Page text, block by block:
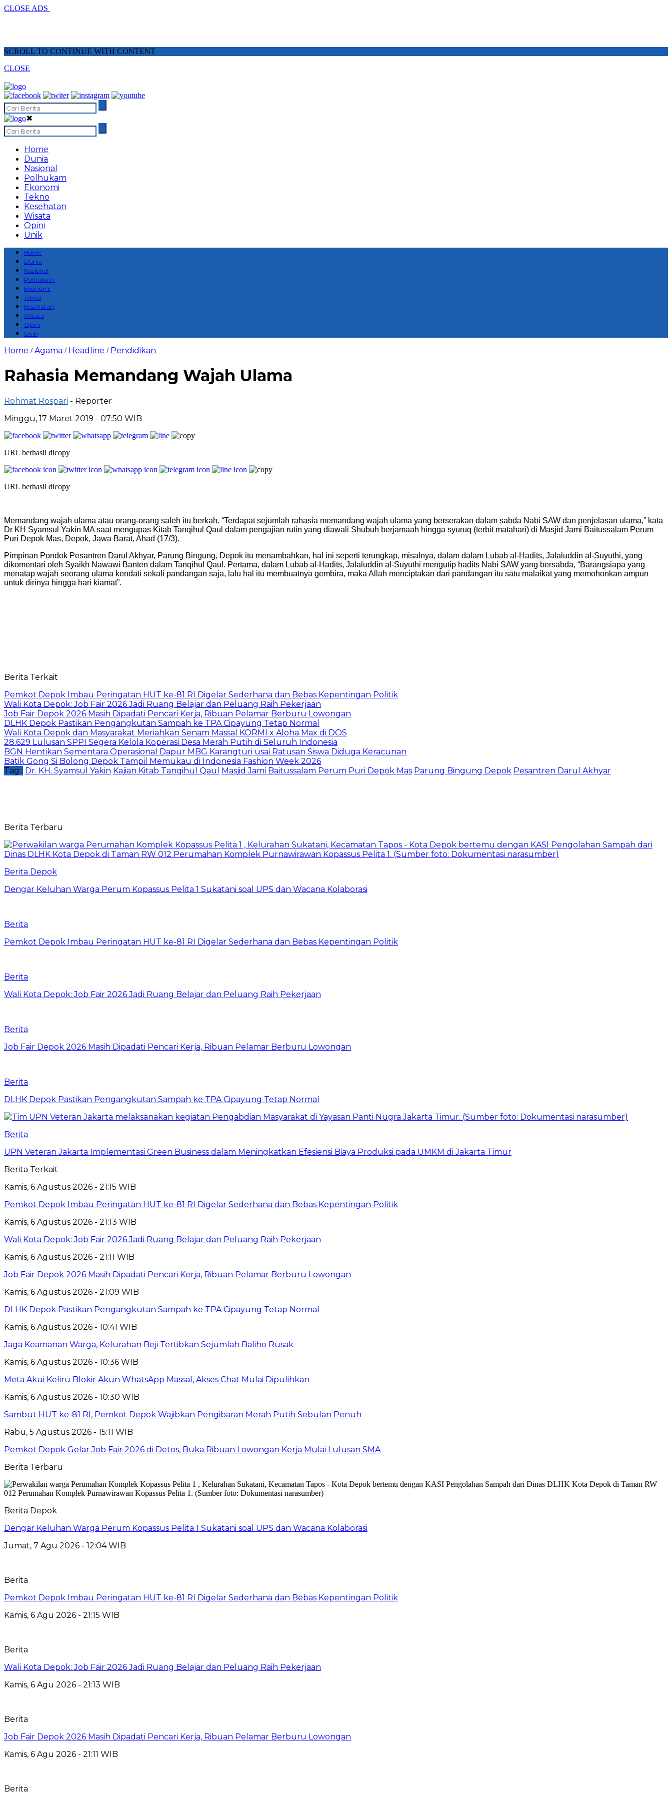
CLOSE ADS
SCROLL TO CONTINUE WITH CONTENT
CLOSE
✖
Home
Dunia
Nasional
Polhukam
Ekonomi
Tekno
Kesehatan
Wisata
Opini
Unik
Home
Dunia
Nasional
Polhukam
Ekonomi
Tekno
Kesehatan
Wisata
Opini
Unik
Home /Agama / Headline / Pendidikan
Rahasia Memandang Wajah Ulama
Rohmat Rospari - Reporter
Minggu, 17 Maret 2019 - 07:50 WIB
URL berhasil dicopy
URL berhasil dicopy
Memandang wajah ulama atau orang-orang saleh itu berkah. “Terdapat sejumlah rahasia memandang wajah ulama yang berserakan dalam sabda Nabi SAW dan penjelasan ulama,” kata
Dr KH Syamsul Yakin MA saat mengupas Kitab Tanqihul Qaul dalam pengajian rutin yang diawali Shubuh berjamaah hingga syuruq (terbit matahari) di Masjid Jami Baitussalam Perum
Puri Depok Mas, Depok, Jawa Barat, Ahad (17/3).
Pimpinan Pondok Pesantren Darul Akhyar, Parung Bingung, Depok itu menambahkan, hal ini seperti terungkap, misalnya, dalam dalam Lubab al-Hadits, Jalaluddin al-Suyuthi, yang
dikomentari oleh Syaikh Nawawi Banten dalam Tanqihul Qaul. Pertama, dalam Lubab al-Hadits, Jalaluddin al-Suyuthi mengutip hadits Nabi SAW yang bersabda, “Barangsiapa yang
menatap wajah seorang ulama kendati sekali pandangan saja, lalu hal itu membuatnya gembira, maka Allah menciptakan dari pandangan itu satu malaikat yang memohonkan ampun
untuk dirinya hingga hari kiamat”.
Berita Terkait
Pemkot Depok Imbau Peringatan HUT ke-81 RI Digelar Sederhana dan Bebas Kepentingan Politik
Wali Kota Depok: Job Fair 2026 Jadi Ruang Belajar dan Peluang Raih Pekerjaan
Job Fair Depok 2026 Masih Dipadati Pencari Kerja, Ribuan Pelamar Berburu Lowongan
DLHK Depok Pastikan Pengangkutan Sampah ke TPA Cipayung Tetap Normal
Wali Kota Depok dan Masyarakat Meriahkan Senam Massal KORMI x Aloha Max di DOS
28.629 Lulusan SPPI Segera Kelola Koperasi Desa Merah Putih di Seluruh Indonesia
BGN Hentikan Sementara Operasional Dapur MBG Karangturi usai Ratusan Siswa Diduga Keracunan
Batik Gong Si Bolong Depok Tampil Memukau di Indonesia Fashion Week 2026
Tag : Dr. KH. Syamsul Yakin Kajian Kitab Tanqihul Qaul Masjid Jami Baitussalam Perum Puri Depok Mas Parung Bingung Depok Pesantren Darul Akhyar
Berita Terbaru
Berita Depok
Dengar Keluhan Warga Perum Kopassus Pelita 1 Sukatani soal UPS dan Wacana Kolaborasi
Berita
Pemkot Depok Imbau Peringatan HUT ke-81 RI Digelar Sederhana dan Bebas Kepentingan Politik
Berita
Wali Kota Depok: Job Fair 2026 Jadi Ruang Belajar dan Peluang Raih Pekerjaan
Berita
Job Fair Depok 2026 Masih Dipadati Pencari Kerja, Ribuan Pelamar Berburu Lowongan
Berita
DLHK Depok Pastikan Pengangkutan Sampah ke TPA Cipayung Tetap Normal
Berita
UPN Veteran Jakarta Implementasi Green Business dalam Meningkatkan Efesiensi Biaya Produksi pada UMKM di Jakarta Timur
Berita Terkait
Kamis, 6 Agustus 2026 - 21:15 WIB
Pemkot Depok Imbau Peringatan HUT ke-81 RI Digelar Sederhana dan Bebas Kepentingan Politik
Kamis, 6 Agustus 2026 - 21:13 WIB
Wali Kota Depok: Job Fair 2026 Jadi Ruang Belajar dan Peluang Raih Pekerjaan
Kamis, 6 Agustus 2026 - 21:11 WIB
Job Fair Depok 2026 Masih Dipadati Pencari Kerja, Ribuan Pelamar Berburu Lowongan
Kamis, 6 Agustus 2026 - 21:09 WIB
DLHK Depok Pastikan Pengangkutan Sampah ke TPA Cipayung Tetap Normal
Kamis, 6 Agustus 2026 - 10:41 WIB
Jaga Keamanan Warga, Kelurahan Beji Tertibkan Sejumlah Baliho Rusak
Kamis, 6 Agustus 2026 - 10:36 WIB
Meta Akui Keliru Blokir Akun WhatsApp Massal, Akses Chat Mulai Dipulihkan
Kamis, 6 Agustus 2026 - 10:30 WIB
Sambut HUT ke-81 RI, Pemkot Depok Wajibkan Pengibaran Merah Putih Sebulan Penuh
Rabu, 5 Agustus 2026 - 15:11 WIB
Pemkot Depok Gelar Job Fair 2026 di Detos, Buka Ribuan Lowongan Kerja Mulai Lulusan SMA
Berita Terbaru
Berita Depok
Dengar Keluhan Warga Perum Kopassus Pelita 1 Sukatani soal UPS dan Wacana Kolaborasi
Jumat, 7 Agu 2026 - 12:04 WIB
Berita
Pemkot Depok Imbau Peringatan HUT ke-81 RI Digelar Sederhana dan Bebas Kepentingan Politik
Kamis, 6 Agu 2026 - 21:15 WIB
Berita
Wali Kota Depok: Job Fair 2026 Jadi Ruang Belajar dan Peluang Raih Pekerjaan
Kamis, 6 Agu 2026 - 21:13 WIB
Berita
Job Fair Depok 2026 Masih Dipadati Pencari Kerja, Ribuan Pelamar Berburu Lowongan
Kamis, 6 Agu 2026 - 21:11 WIB
Berita